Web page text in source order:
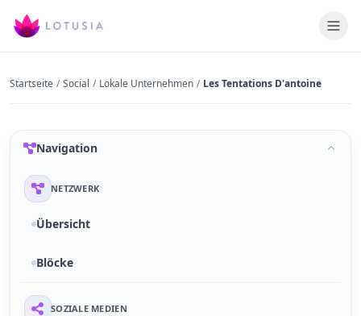
Startseite / Social / Lokale Unternehmen / Les Tentations D'antoine
Navigation
NETZWERK
Übersicht
Blöcke
SOZIALE MEDIEN